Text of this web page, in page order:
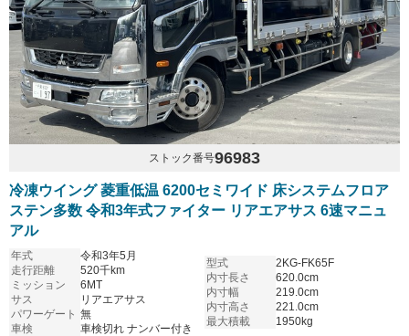
ストック番号96983
冷凍ウイング 菱重低温 6200セミワイド 床システムフロア
ステン多数 令和3年式ファイター リアエアサス 6速マニュ
アル
年式
令和3年5月
走行距離
520千km
ミッション
6MT
サス
リアエアサス
パワーゲート 無
車検
車検切れ ナンバー付き
型式
2KG-FK65F
内寸長さ
620.0cm
内寸幅
219.0cm
内寸高さ
221.0cm
最大積載
1950kg